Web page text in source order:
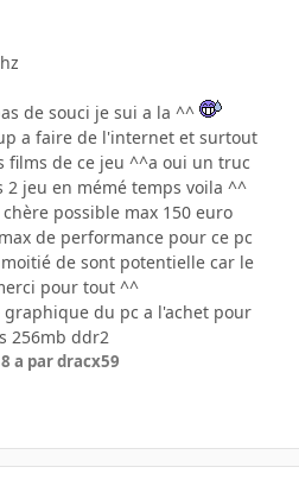
de souci je sui a la ^^
a faire de l'internet et surtout
films de ce jeu ^^a oui un truc
jeu en mémé temps voila ^^
possible max 150 euro
de performance pour ce pc
de sont potentielle car le
pour tout ^^
du pc a l'achet pour
256mb ddr2
a par dracx59